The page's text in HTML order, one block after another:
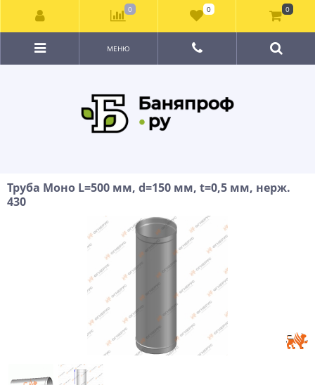
МЕНЮ
Труба Моно L=500 мм, d=150 мм, t=0,5 мм, нерж.
430
0 0 0